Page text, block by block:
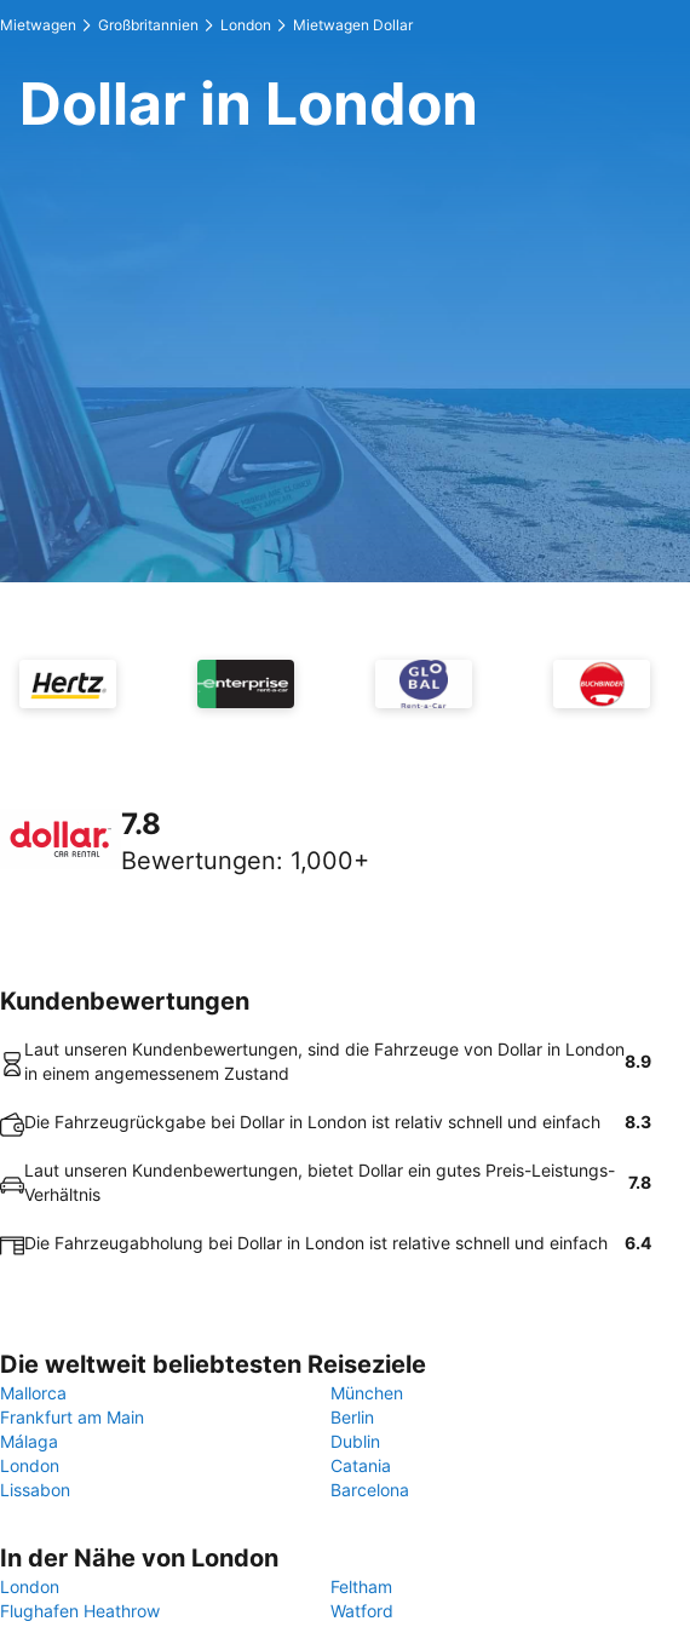
Mietwagen Großbritannien London Mietwagen Dollar
Dollar in London
7.8
Bewertungen: 1,000+
Kundenbewertungen
Laut unseren Kundenbewertungen, sind die Fahrzeuge von Dollar in London
in einem angemessenem Zustand
8.9
Die Fahrzeugrückgabe bei Dollar in London ist relativ schnell und einfach 8.3
Laut unseren Kundenbewertungen, bietet Dollar ein gutes Preis-Leistungs-
Verhältnis
7.8
Die Fahrzeugabholung bei Dollar in London ist relative schnell und einfach 6.4
Die weltweit beliebtesten Reiseziele
Mallorca
München
Frankfurt am Main
Berlin
Málaga
Dublin
London
Catania
Lissabon
Barcelona
In der Nähe von London
London
Feltham
Flughafen Heathrow
Watford